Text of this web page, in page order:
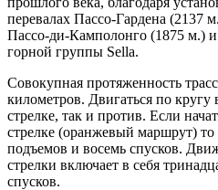
перевалах Пассо-Гардена (2137
Пассо-ди-Камполонго (1875 м.)
горной группы Sella.
Совокупная протяженность
километров. Двигаться по
стрелке, так и против. Если
стрелке (оранжевый маршрут)
подъемов и восемь спусков.
стрелки включает в себя
спусков.